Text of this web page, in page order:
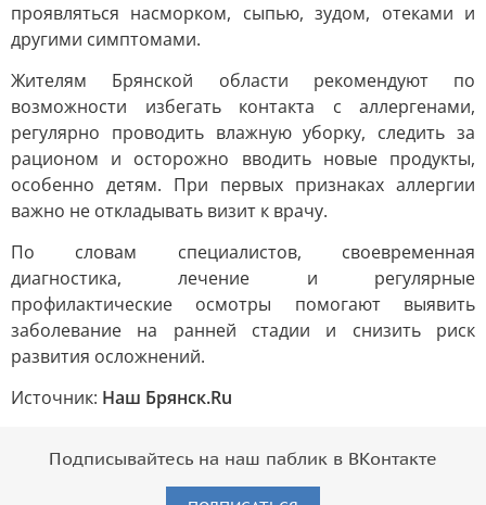
проявляться насморком, сыпью, зудом, отеками и
другими симптомами.
Жителям Брянской области рекомендуют по
возможности избегать контакта с аллергенами,
регулярно проводить влажную уборку, следить за
рационом и осторожно вводить новые продукты,
особенно детям. При первых признаках аллергии
важно не откладывать визит к врачу.
По словам специалистов, своевременная
диагностика, лечение и регулярные
профилактические осмотры помогают выявить
заболевание на ранней стадии и снизить риск
развития осложнений.
Источник: Наш Брянск.Ru
Подписывайтесь на наш паблик в ВКонтакте